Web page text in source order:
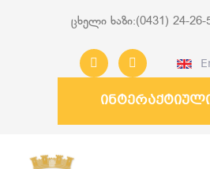
ცხელი ხაზი:(0431) 24-26-